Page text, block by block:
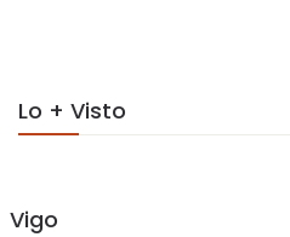
Lo + Visto
Vigo